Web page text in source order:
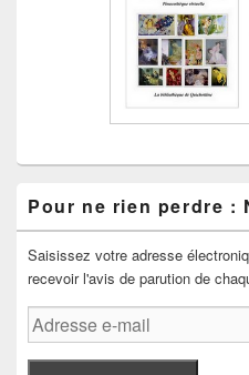
Pour ne rien perdre :
Saisissez votre adresse
recevoir l'avis de parution de
Adresse
e-
mail